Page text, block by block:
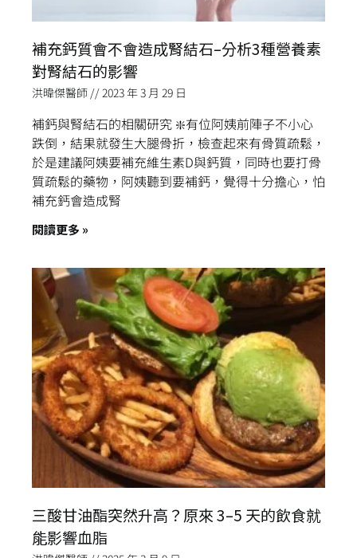
補充鈣質會不會造成腎結石–分析3種營養素
對腎結石的影響
洪暐傑醫師 2023 年 3 月 29 日
補鈣與腎結石的相關研究 ❇️有位阿姨前陣子不小心
跌倒，結果就發生大腿骨折，檢查起來有骨質疏鬆，
於是建議阿姨要補充維生素D與鈣質，同時也要打骨
質疏鬆的藥物，阿姨聽到要補鈣，覺得十分擔心，怕
補充鈣會造成腎
閱讀更多 »
三酸甘油酯突然升高？原來 3–5 天的飲食就
能影響血脂